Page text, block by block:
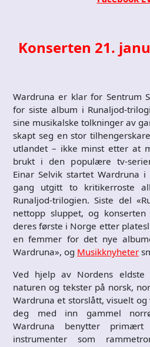
Konserten 21.
Wardruna er klar for Sentrum
for siste album i Runaljod-
sine musikalske tolkninger av
skapt seg en stor
utlandet – ikke minst etter at
brukt i den populære tv-
Einar Selvik startet Wardruna
gang utgitt to kritikerroste
Runaljod-trilogien. Siste del
nettopp sluppet, og
deres første i Norge etter
en femmer for det nye
Wardruna», og Musikknyheter
Ved hjelp av Nordens eldste
naturen og tekster på norsk,
Wardruna et storslått, visuelt
deg med inn gammel
Wardruna benytter
instrumenter som